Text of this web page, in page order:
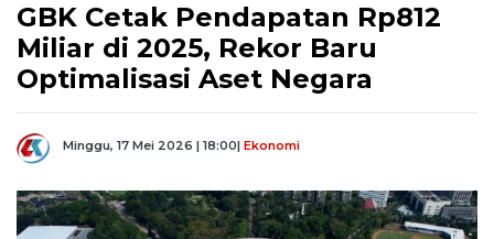
GBK Cetak Pendapatan Rp812
Miliar di 2025, Rekor Baru
Optimalisasi Aset Negara
Minggu, 17 Mei 2026 | 18:00| Ekonomi